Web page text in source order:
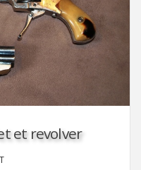
et revolver